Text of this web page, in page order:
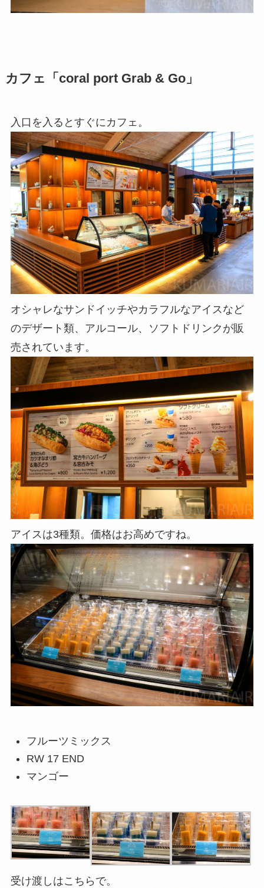
カフェ「coral port Grab & Go」
入口を入るとすぐにカフェ。
オシャレなサンドイッチやカラフルなアイスなど
のデザート類、アルコール、ソフトドリンクが販
売されています。
アイスは3種類。価格はお高めですね。
フルーツミックス
RW 17 END
マンゴー
受け渡しはこちらで。